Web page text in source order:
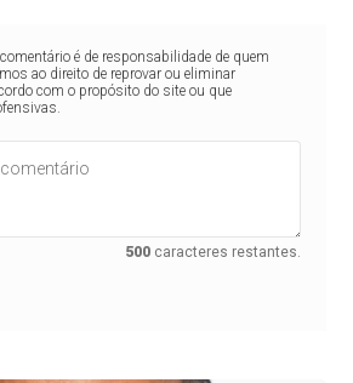
é de responsabilidade de quem
ao direito de reprovar ou eliminar
com o propósito do site ou que
500 caracteres restantes.